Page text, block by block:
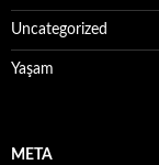
Uncategorized
Yaşam
META